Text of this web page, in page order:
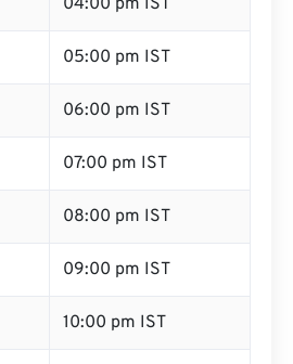
04:00 pm IST
05:00 pm IST
06:00 pm IST
07:00 pm IST
08:00 pm IST
09:00 pm IST
10:00 pm IST